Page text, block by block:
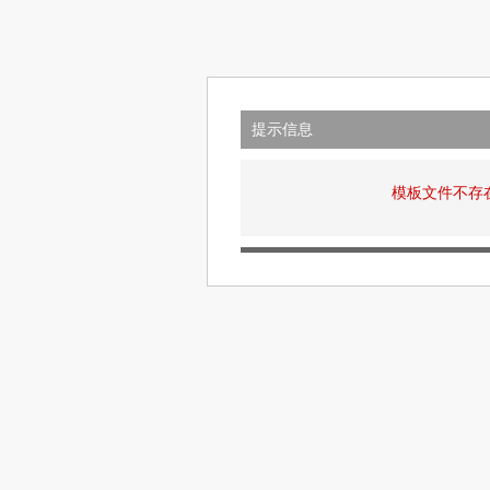
提示信息
模板文件不存